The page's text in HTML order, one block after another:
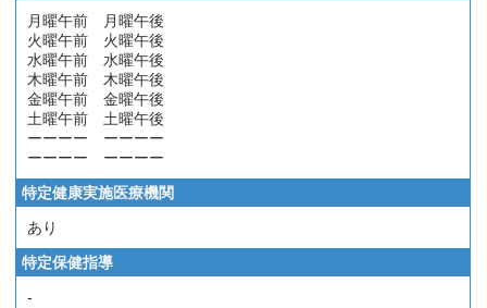
月曜午前 月曜午後
火曜午前 火曜午後
水曜午前 水曜午後
木曜午前 木曜午後
金曜午前 金曜午後
土曜午前 土曜午後
ーーーー ーーーー
ーーーー ーーーー
特定健康実施医療機関
あり
特定保健指導
-